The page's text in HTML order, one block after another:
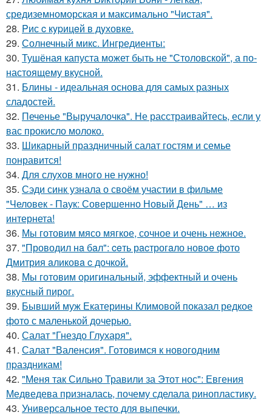
средиземноморская и максимально "Чистая".
28. Pис c кypицeй в дyховке.
29. Солнечный микс. Ингредиенты:
30. Тушёная капуста может быть не "Столовской", а по-
настоящему вкусной.
31. Блины - идеальная основа для самых разных
сладостей.
32. Печенье "Выручалочка". Не расстраивайтесь, если у
вас прокисло молоко.
33. Шикарный праздничный салат гостям и семье
понравится!
34. Для слухов много не нужно!
35. Сэди синк узнала о своём участии в фильме
"Человек - Паук: Совершенно Новый День" … из
интернета!
36. Мы готовим мясо мягкое, сочное и очень нежное.
37. "Проводил нa бaл": ceть рacтрогaло новоe фото
Дмитрия aликовa c дочкой.
38. Мы готовим оригинальный, эффектный и очень
вкусный пирог.
39. Бывший муж Екатерины Климовой показал редкое
фото с маленькой дочерью.
40. Салат "Гнездо Глухаря".
41. Салат "Валенсия". Готовимся к новогодним
пpаздникам!
42. "Меня так Сильно Травили за Этот нос": Евгения
Медведева призналась, почему сделала ринопластику.
43. Универсальное тесто для выпечки.